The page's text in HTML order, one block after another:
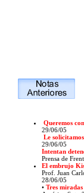
Queremos
29/06/05
Le
29/06/05
Intentan
Prensa de
El embrujo
Prof. Juan
28/06/05
• Tres